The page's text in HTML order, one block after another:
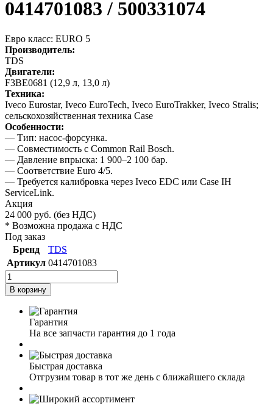
0414701083 / 500331074
Евро класс: EURO 5
Производитель:
TDS
Двигатели:
F3BE0681 (12,9 л, 13,0 л)
Техника:
Iveco Eurostar, Iveco EuroTech, Iveco EuroTrakker, Iveco Stralis;
сельскохозяйственная техника Case
Особенности:
— Тип: насос‑форсунка.
— Совместимость с Common Rail Bosch.
— Давление впрыска: 1 900–2 100 бар.
— Соответствие Euro 4/5.
— Требуется калибровка через Iveco EDC или Case IH
ServiceLink.
Акция
24 000 руб. (без НДС)
* Возможна продажа с НДС
Под заказ
Бренд
TDS
Артикул 0414701083
В корзину
Гарантия
На все запчасти гарантия до 1 года
Быстрая доставка
Отгрузим товар в тот же день с ближайшего склада